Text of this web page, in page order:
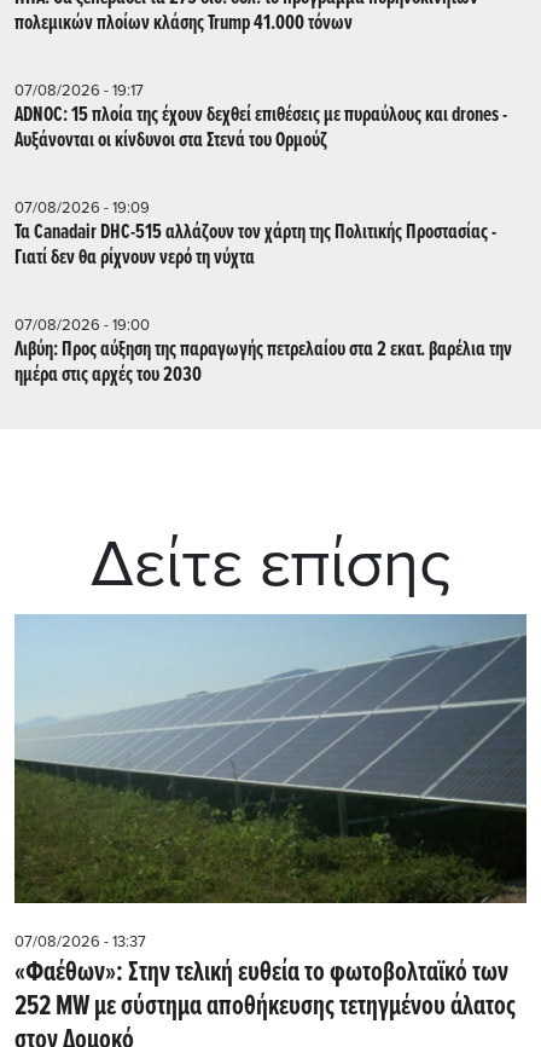
πολεμικών πλοίων κλάσης Trump 41.000 τόνων
07/08/2026 - 19:17
ADNOC: 15 πλοία της έχουν δεχθεί επιθέσεις με πυραύλους και drones -
Aυξάνονται οι κίνδυνοι στα Στενά του Ορμούζ
07/08/2026 - 19:09
Τα Canadair DHC-515 αλλάζουν τον χάρτη της Πολιτικής Προστασίας -
Γιατί δεν θα ρίχνουν νερό τη νύχτα
07/08/2026 - 19:00
Λιβύη: Προς αύξηση της παραγωγής πετρελαίου στα 2 εκατ. βαρέλια την
ημέρα στις αρχές του 2030
Δείτε επίσης
07/08/2026 - 13:37
«Φαέθων»: Στην τελική ευθεία το φωτοβολταϊκό των
252 MW με σύστημα αποθήκευσης τετηγμένου άλατος